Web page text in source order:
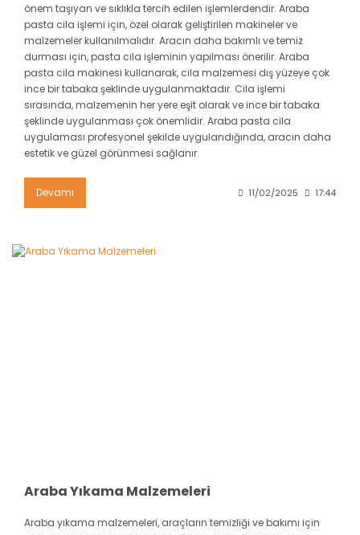
önem taşıyan ve sıklıkla tercih edilen işlemlerdendir. Araba
pasta cila işlemi için, özel olarak geliştirilen makineler ve
malzemeler kullanılmalıdır. Aracın daha bakımlı ve temiz
durması için, pasta cila işleminin yapılması önerilir. Araba
pasta cila makinesi kullanarak, cila malzemesi dış yüzeye çok
ince bir tabaka şeklinde uygulanmaktadır. Cila işlemi
sırasında, malzemenin her yere eşit olarak ve ince bir tabaka
şeklinde uygulanması çok önemlidir. Araba pasta cila
uygulaması profesyonel şekilde uygulandığında, aracın daha
estetik ve güzel görünmesi sağlanır.
Devamı 11/02/2025 17:44
Araba Yıkama Malzemeleri
Araba yıkama malzemeleri, araçların temizliği ve bakımı için